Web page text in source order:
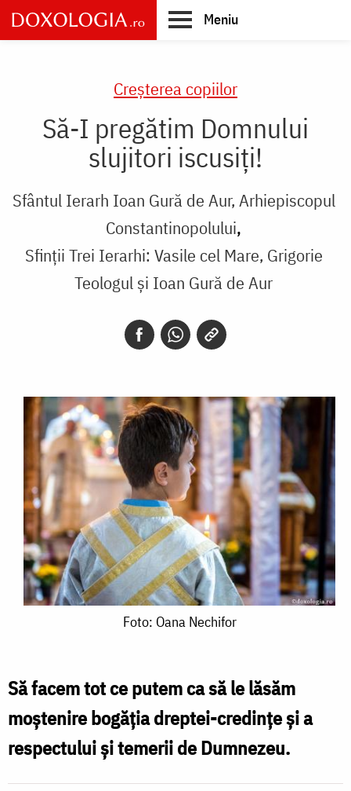
Skip
to
main
Meniu
Creşterea copiilor
Să-I pregătim Domnului
slujitori iscusiţi!
Sfântul Ierarh Ioan Gură de Aur, Arhiepiscopul
Constantinopolului
Sfinții Trei Ierarhi: Vasile cel Mare, Grigorie
Teologul și Ioan Gură de Aur
Foto: Oana Nechifor
Să facem tot ce putem ca să le lăsăm
moştenire bogăţia dreptei-credinţe şi a
respectului şi temerii de Dumnezeu.